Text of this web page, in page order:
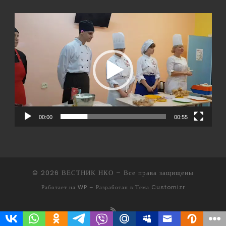
00:00 00:55
© 2026 ВЕСТНИК НКО – Все права защищены
Работает на WP – Разработан в Тема Customizr